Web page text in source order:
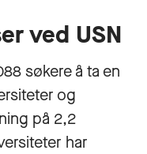
ved USN
søkere å ta en
og
på 2,2
har